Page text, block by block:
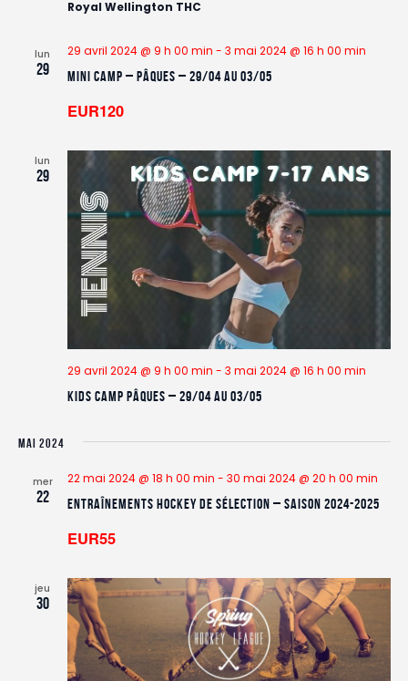
Royal Wellington THC
lun
29 Mini Camp – Pâques – 29/04 au 03/05
29 avril 2024 @ 9 h 00 min - 3 mai 2024 @ 16 h 00 min
EUR120
lun
29
Kids Camp Pâques – 29/04 au 03/05
29 avril 2024 @ 9 h 00 min - 3 mai 2024 @ 16 h 00 min
MAI 2024
mer
22 Entraînements hockey de sélection – saison 2024-2025
22 mai 2024 @ 18 h 00 min - 30 mai 2024 @ 20 h 00 min
EUR55
jeu
30